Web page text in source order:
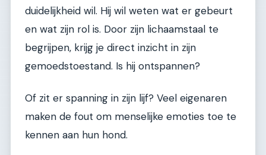
duidelijkheid wil. Hij wil weten wat er gebeurt
en wat zijn rol is. Door zijn lichaamstaal te
begrijpen, krijg je direct inzicht in zijn
gemoedstoestand. Is hij ontspannen?
Of zit er spanning in zijn lijf? Veel eigenaren
maken de fout om menselijke emoties toe te
kennen aan hun hond.